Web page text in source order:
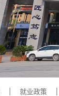
学
就业政策